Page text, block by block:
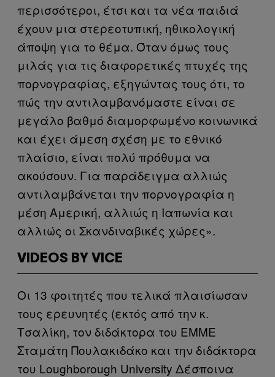
περισσότεροι, έτσι και τα νέα παιδιά
έχουν μια στερεοτυπική, ηθικολογική
άποψη για το θέμα. Όταν όμως τους
μιλάς για τις διαφορετικές πτυχές της
πορνογραφίας, εξηγώντας τους ότι, το
πώς την αντιλαμβανόμαστε είναι σε
μεγάλο βαθμό διαμορφωμένο κοινωνικά
και έχει άμεση σχέση με το εθνικό
πλαίσιο, είναι πολύ πρόθυμα να
ακούσουν. Για παράδειγμα αλλιώς
αντιλαμβάνεται την πορνογραφία η
μέση Αμερική, αλλιώς η Ιαπωνία και
αλλιώς οι Σκανδιναβικές χώρες».
VIDEOS BY VICE
Οι 13 φοιτητές που τελικά πλαισίωσαν
τους ερευνητές (εκτός από την κ.
Τσαλίκη, τον διδάκτορα του ΕΜΜΕ
Σταμάτη Πουλακιδάκο και την διδάκτορα
του Loughborough University Δέσποινα